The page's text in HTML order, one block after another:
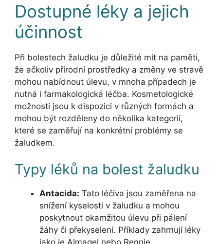
Dostupné léky a jejich
účinnost
Při bolestech žaludku je důležité mít na paměti,
že ačkoliv přírodní prostředky a změny ve stravě
mohou nabídnout úlevu, v mnoha případech je
nutná i farmakologická léčba. Kosmetologické
možnosti jsou k dispozici v různých formách a
mohou být rozděleny do několika kategorií,
které se zaměřují na konkrétní problémy se
žaludkem.
Typy léků na bolest žaludku
Antacida: Tato léčiva jsou zaměřena na
snížení kyselosti v žaludku a mohou
poskytnout okamžitou úlevu při pálení
žáhy či překyselení. Příklady zahrnují léky